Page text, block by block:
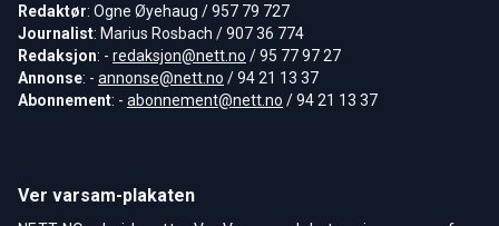
Redaktør: Ogne Øyehaug / 957 79 727
Journalist: Marius Rosbach / 907 36 774
Redaksjon: - redaksjon@nett.no / 95 77 97 27
Annonse: - annonse@nett.no / 94 21 13 37
Abonnement: - abonnement@nett.no / 94 21 13 37
Ver varsam-plakaten